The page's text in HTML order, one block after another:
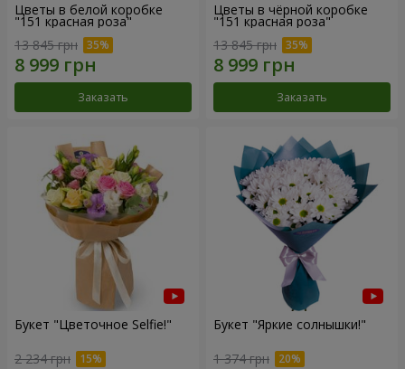
Цветы в белой коробке
"151 красная роза"
13 845 грн
Заказать
Цветы в чёрной коробке
"151 красная роза"
13 845 грн
Заказать
Букет "Цветочное Selfie!"
2 234 грн
Букет "Яркие солнышки!"
1 374 грн